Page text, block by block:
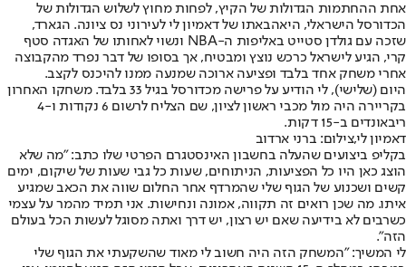
אחת ההחתמות הגדולות של הקיץ, לפחות מחוץ לשלוש הגדולות של
הכדורסל הישראלי, היאהבאתו של דאמיון לי לעירוני נס ציונה. הגארד,
שזכה עם גולדן סטייט באליפות ה-NBA ונשוי לאחותו של האגדה סטף
קרי, הגיע לישראל כרכש נוצץ ומבטיח, אך בסופו של דבר נפרד מהקבוצה
אחרי משחק אחד בלבד ופציעה ארוכה שמנעה ממנו להיכנס לקצב.
היום (שלישי), לי הודיע על פרישה מכדורסל בגיל 33 בלבד. משחקו האחרון
בקריירה היה מול מכבי ראשון לציון, שם הצליח לרשום 6 נקודות ו-4
ריבאונדים ב-15 דקות.
דאמיון לי,צילום: ברני ארדוב
בקליפ ביצועים שהעלה בחשבון האינסטגרם הפרטי שלו כתב: "מה שלא
הוצג כאן היו כל הפציעות, הניתוחים, שעות כל גבי שעות של שיקום, ימים
קשים ושכנוע של הגוף שלי שהמרדף אחר החלום שווה את הכאב שמגיע
איתו. מה שכן רואים זה תקווה, אמונה ונחישות. אני תמיד מהמר על עצמי
כשרבים לא בידיעה שאם יש רצון, יש דרך ואתה מסוגל לעשות הכל בעולם
הזה".
לי המשיך: "המשחק הזה היה חשוב לי מאוד שהשקעתי את הגוף שלי